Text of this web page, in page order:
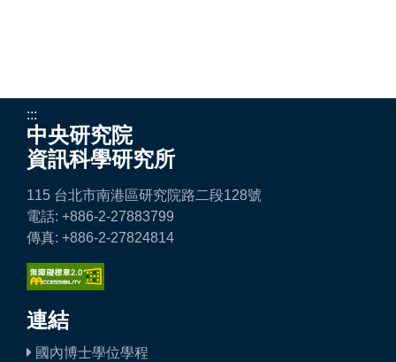
:::
中央研究院
資訊科學研究所
115 台北市南港區研究院路二段128號
電話: +886-2-27883799
傳真: +886-2-27824814
連結
國內博士學位學程